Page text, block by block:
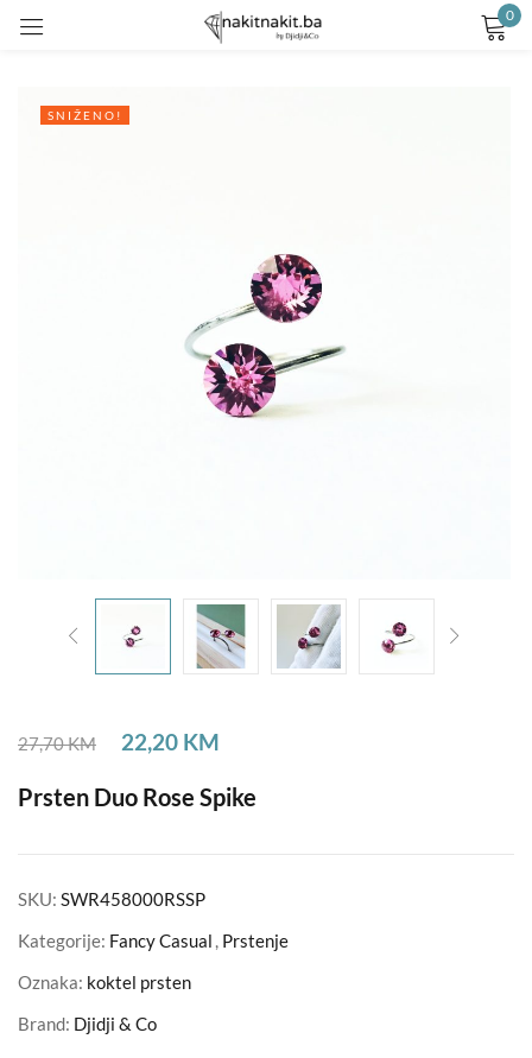
0
SNIŽENO!
27,70KM 22,20 KM
Prsten Duo Rose Spike
SKU: SWR458000RSSP
Kategorije: Fancy Casual , Prstenje
Oznaka: koktel prsten
Brand: Djidji & Co
LOG IN
CREATE AN ACCOUNT